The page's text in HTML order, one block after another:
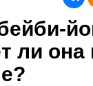
ли она